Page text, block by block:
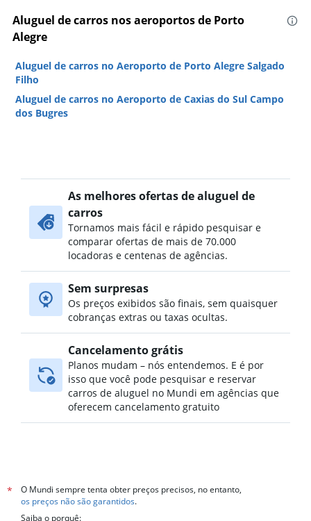
Aluguel de carros nos aeroportos de Porto
Alegre
Aluguel de carros no Aeroporto de Porto Alegre Salgado
Filho
Aluguel de carros no Aeroporto de Caxias do Sul Campo
dos Bugres
As melhores ofertas de aluguel de
carros
Tornamos mais fácil e rápido pesquisar e
comparar ofertas de mais de 70.000
locadoras e centenas de agências.
Sem surpresas
Os preços exibidos são finais, sem quaisquer
cobranças extras ou taxas ocultas.
Cancelamento grátis
Planos mudam – nós entendemos. E é por
isso que você pode pesquisar e reservar
carros de aluguel no Mundi em agências que
oferecem cancelamento gratuito
*
O Mundi sempre tenta obter preços precisos, no entanto,
os preços não são garantidos.
Saiba o porquê: